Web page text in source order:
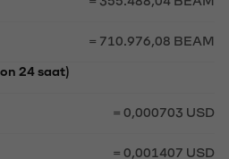
= 710.976,08 BEAM
24 saat)
= 0,000703 USD
= 0,001407 USD